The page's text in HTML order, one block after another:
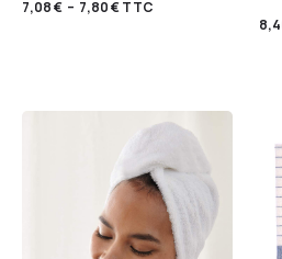
7,08€ – 7,80€TTC